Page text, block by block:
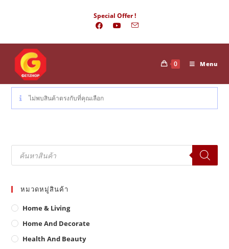
Special Offer !
0 Menu
ไม่พบสินค้าตรงกับที่คุณเลือก
Products
search
หมวดหมู่สินค้า
Home & Living
Home And Decorate
Health And Beauty